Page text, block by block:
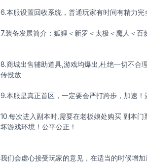
6.本服设置回收系统，普通玩家有时间有精力完
7.装备发展简介：狐狸＜新罗＜太极＜魔人＜百
8.商城出售辅助道具,游戏均爆出,杜绝一切不合
传投放
9.本服是真正首区，一定要会严打跨步，加速！
10.每次进入副本时,需要在老板娘处购买 副本
坏游戏环境！公平公正！
我们会虚心接受玩家的意见，在适当的时候增